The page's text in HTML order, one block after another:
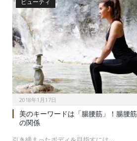
2018年1月17日
美のキーワードは「腸腰筋」！腸腰
の関係